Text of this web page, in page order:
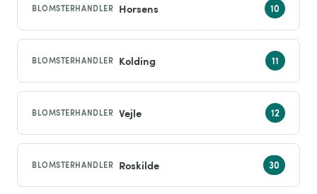
BLOMSTERHANDLER Horsens
BLOMSTERHANDLER Kolding
BLOMSTERHANDLER Vejle
BLOMSTERHANDLER Roskilde